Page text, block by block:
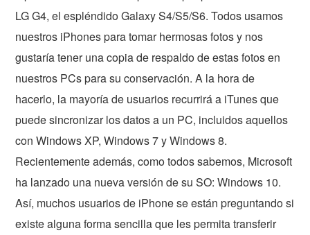
LG G4, el espléndido Galaxy S4/S5/S6. Todos usamos
nuestros iPhones para tomar hermosas fotos y nos
gustaría tener una copia de respaldo de estas fotos en
nuestros PCs para su conservación. A la hora de
hacerlo, la mayoría de usuarios recurrirá a iTunes que
puede sincronizar los datos a un PC, incluidos aquellos
con Windows XP, Windows 7 y Windows 8.
Recientemente además, como todos sabemos, Microsoft
ha lanzado una nueva versión de su SO: Windows 10.
Así, muchos usuarios de iPhone se están preguntando si
existe alguna forma sencilla que les permita transferir